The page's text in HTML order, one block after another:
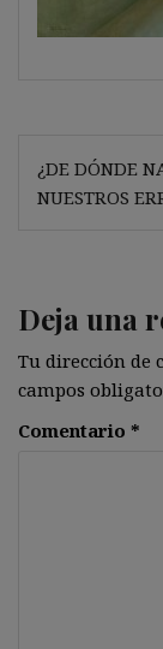
de
¿DE DÓNDE
NUESTROS
Deja una
Tu dirección de
campos
Comentario *